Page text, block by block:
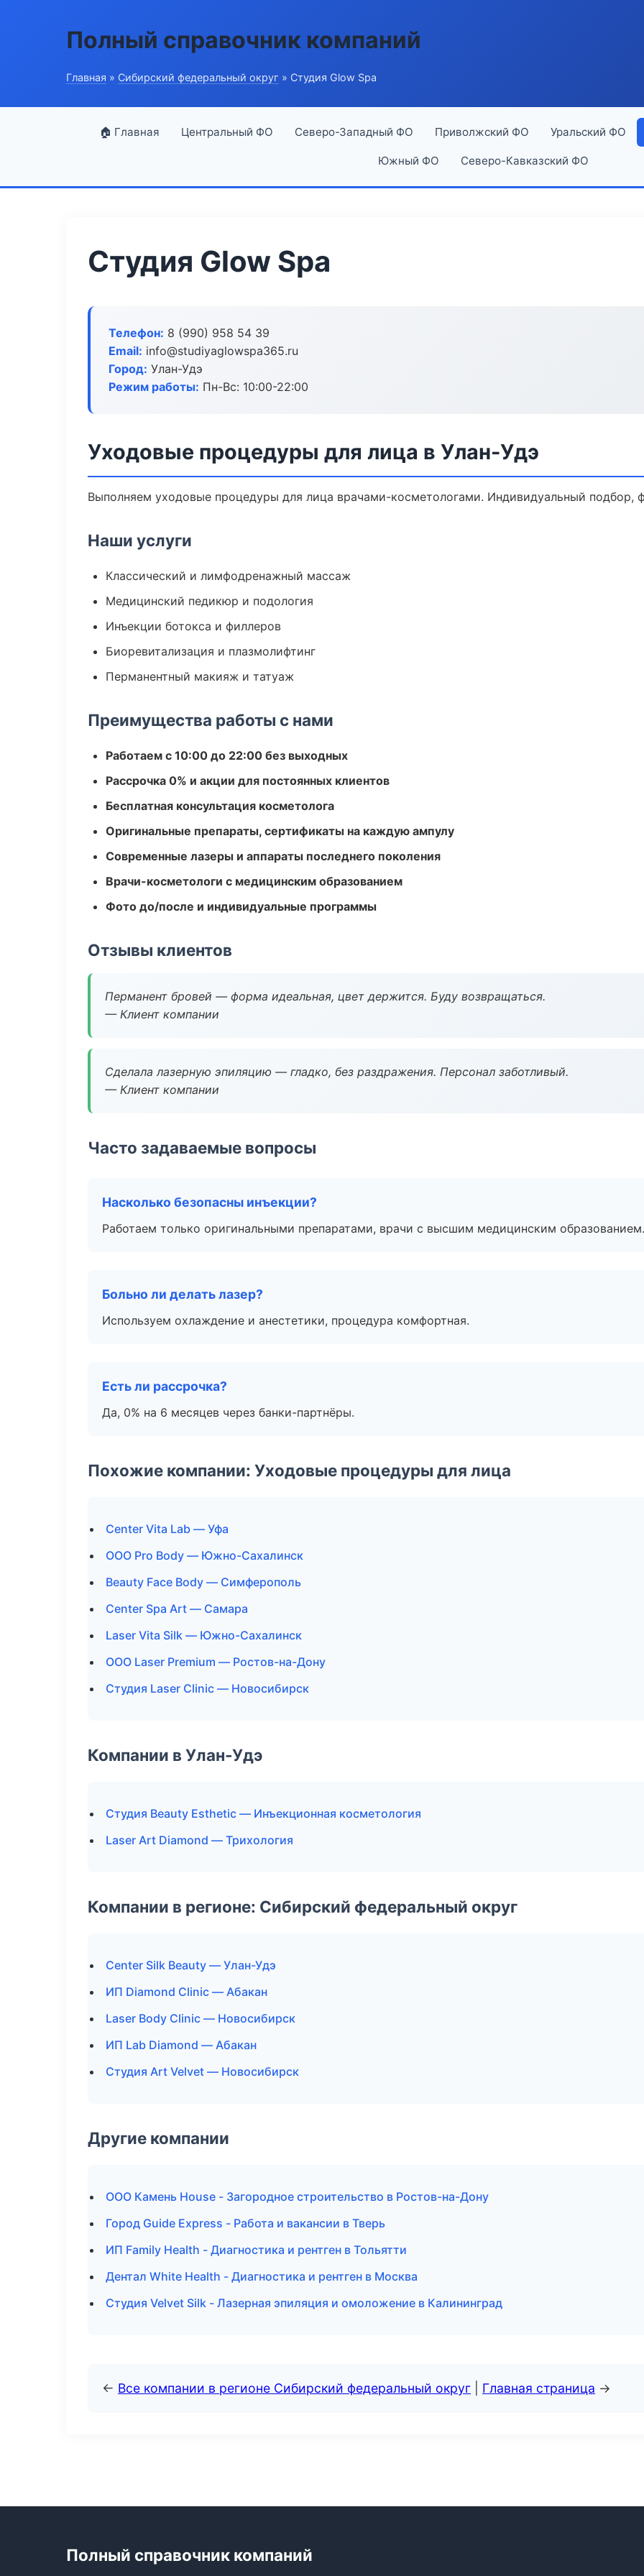
Полный справочник компаний
Главная » Сибирский федеральный округ » Студия Glow Spa
🏠 Главная Центральный ФО Северо-Западный ФО Приволжский ФО Уральский ФО
Южный ФО Северо-Кавказский ФО
Студия Glow Spa
Телефон: 8 (990) 958 54 39
Email: info@studiyaglowspa365.ru
Город: Улан-Удэ
Режим работы: Пн-Вс: 10:00-22:00
Уходовые процедуры для лица в Улан-Удэ
Выполняем уходовые процедуры для лица врачами-косметологами. Индивидуальный подбор,
Наши услуги
Классический и лимфодренажный массаж
Медицинский педикюр и подология
Инъекции ботокса и филлеров
Биоревитализация и плазмолифтинг
Перманентный макияж и татуаж
Преимущества работы с нами
Работаем с 10:00 до 22:00 без выходных
Рассрочка 0% и акции для постоянных клиентов
Бесплатная консультация косметолога
Оригинальные препараты, сертификаты на каждую ампулу
Современные лазеры и аппараты последнего поколения
Врачи-косметологи с медицинским образованием
Фото до/после и индивидуальные программы
Отзывы клиентов
Перманент бровей — форма идеальная, цвет держится. Буду возвращаться.
— Клиент компании
Сделала лазерную эпиляцию — гладко, без раздражения. Персонал заботливый.
— Клиент компании
Часто задаваемые вопросы
Насколько безопасны инъекции?
Работаем только оригинальными препаратами, врачи с высшим медицинским образованием.
Больно ли делать лазер?
Используем охлаждение и анестетики, процедура комфортная.
Есть ли рассрочка?
Да, 0% на 6 месяцев через банки-партнёры.
Похожие компании: Уходовые процедуры для лица
Center Vita Lab — Уфа
ООО Pro Body — Южно-Сахалинск
Beauty Face Body — Симферополь
Center Spa Art — Самара
Laser Vita Silk — Южно-Сахалинск
ООО Laser Premium — Ростов-на-Дону
Студия Laser Clinic — Новосибирск
Компании в Улан-Удэ
Студия Beauty Esthetic — Инъекционная косметология
Laser Art Diamond — Трихология
Компании в регионе: Сибирский федеральный округ
Center Silk Beauty — Улан-Удэ
ИП Diamond Clinic — Абакан
Laser Body Clinic — Новосибирск
ИП Lab Diamond — Абакан
Студия Art Velvet — Новосибирск
Другие компании
ООО Камень House - Загородное строительство в Ростов-на-Дону
Город Guide Express - Работа и вакансии в Тверь
ИП Family Health - Диагностика и рентген в Тольятти
Дентал White Health - Диагностика и рентген в Москва
Студия Velvet Silk - Лазерная эпиляция и омоложение в Калининград
← Все компании в регионе Сибирский федеральный округ Главная страница →
Полный справочник компаний